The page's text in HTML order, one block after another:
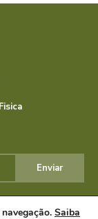
Enviar
Saiba